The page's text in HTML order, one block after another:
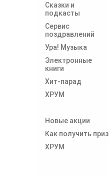
Сказки и
подкасты
Сервис
поздравлений
Ура! Музыка
Электронные
книги
Хит-парад
ХРУМ
Новые акции
Как получить приз
ХРУМ